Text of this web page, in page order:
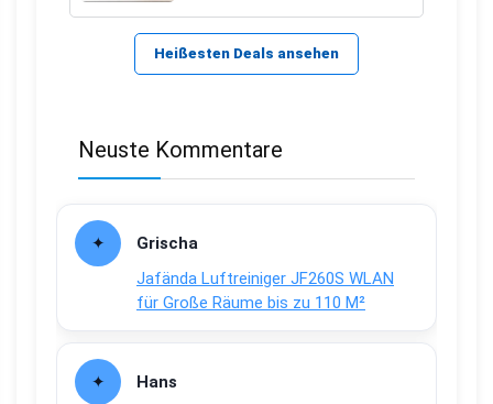
Heißesten Deals ansehen
Neuste Kommentare
Grischa
Jafända Luftreiniger JF260S WLAN
für Große Räume bis zu 110 M²
Hans